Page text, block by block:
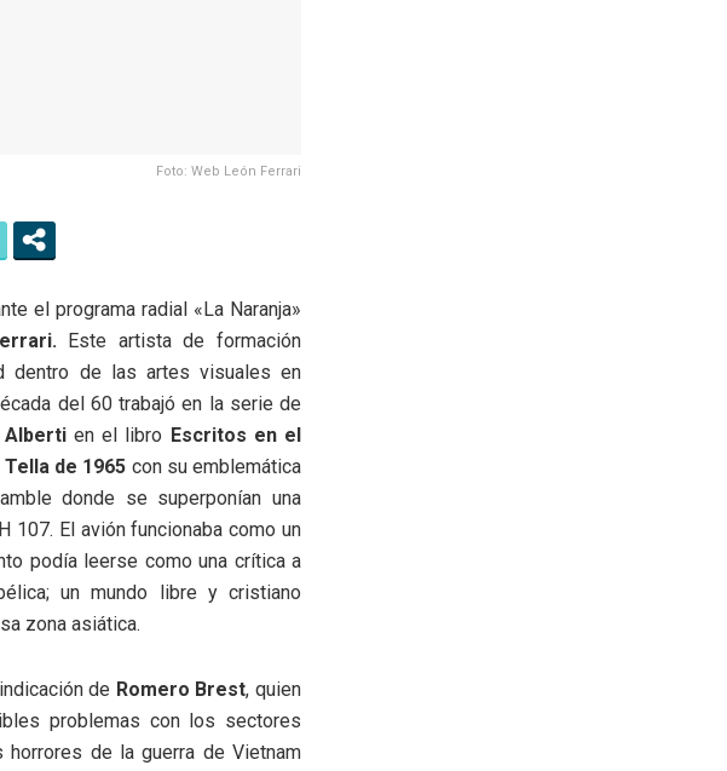
Foto: Web León Ferrari
el programa radial «La Naranja»
Este artista de formación
dentro de las artes visuales en
del 60 trabajó en la serie de
Albertien el libro Escritos en el
Tella de 1965 con su emblemática
donde se superponían una
107. El avión funcionaba como un
podía leerse como una crítica a
un mundo libre y cristiano
zona asiática.
de Romero Brest, quien
problemas con los sectores
de la guerra de Vietnam